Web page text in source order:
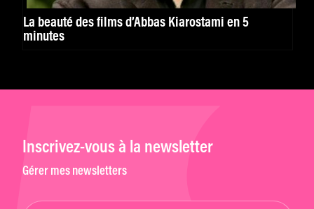
La beauté des films d’Abbas Kiarostami en 5
minutes
Inscrivez-vous à la newsletter
Gérer mes newsletters